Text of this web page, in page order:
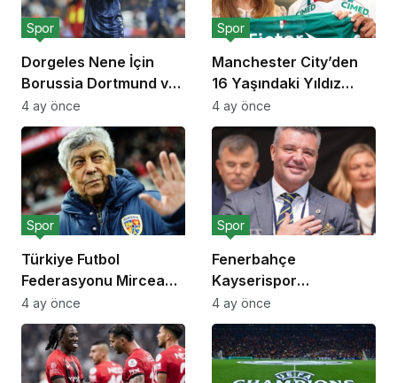
Dorgeles Nene İçin
Borussia Dortmund ve
Bayer Leverkusen
Devreye Girdi
Spor
4 ay önce
Manchester City’den
16 Yaşındaki Yıldız
Adayı İçin 40 Milyon
Euroluk Rekor Teklif
Spor
4 ay önce
Türkiye Futbol
Federasyonu Mircea
Lucescu İçin Saygı
Duruşu Kararı Aldı
Spor
4 ay önce
Fenerbahçe
Kayserispor
Deplasman Maçı
Biletlerini Taraftarı İçin
Sübvanse Etti
Spor
4 ay önce